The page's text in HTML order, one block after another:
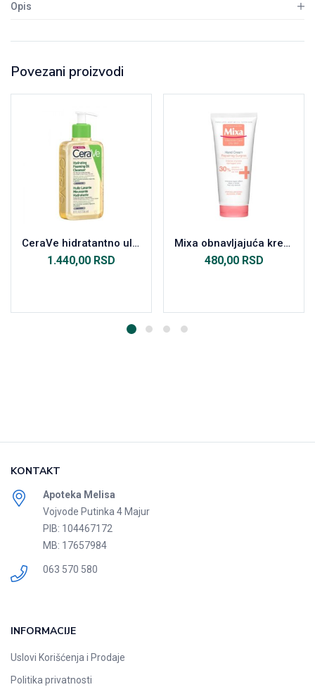
Opis
Povezani proizvodi
CeraVe hidratantno ulje za čišćenje 236 ml
1.440,00 RSD
Mixa obnavljajuća krema za ruke 100ml
480,00 RSD
KONTAKT
Apoteka Melisa
Vojvode Putinka 4 Majur
PIB: 104467172
MB: 17657984
063 570 580
INFORMACIJE
Uslovi Korišćenja i Prodaje
Politika privatnosti